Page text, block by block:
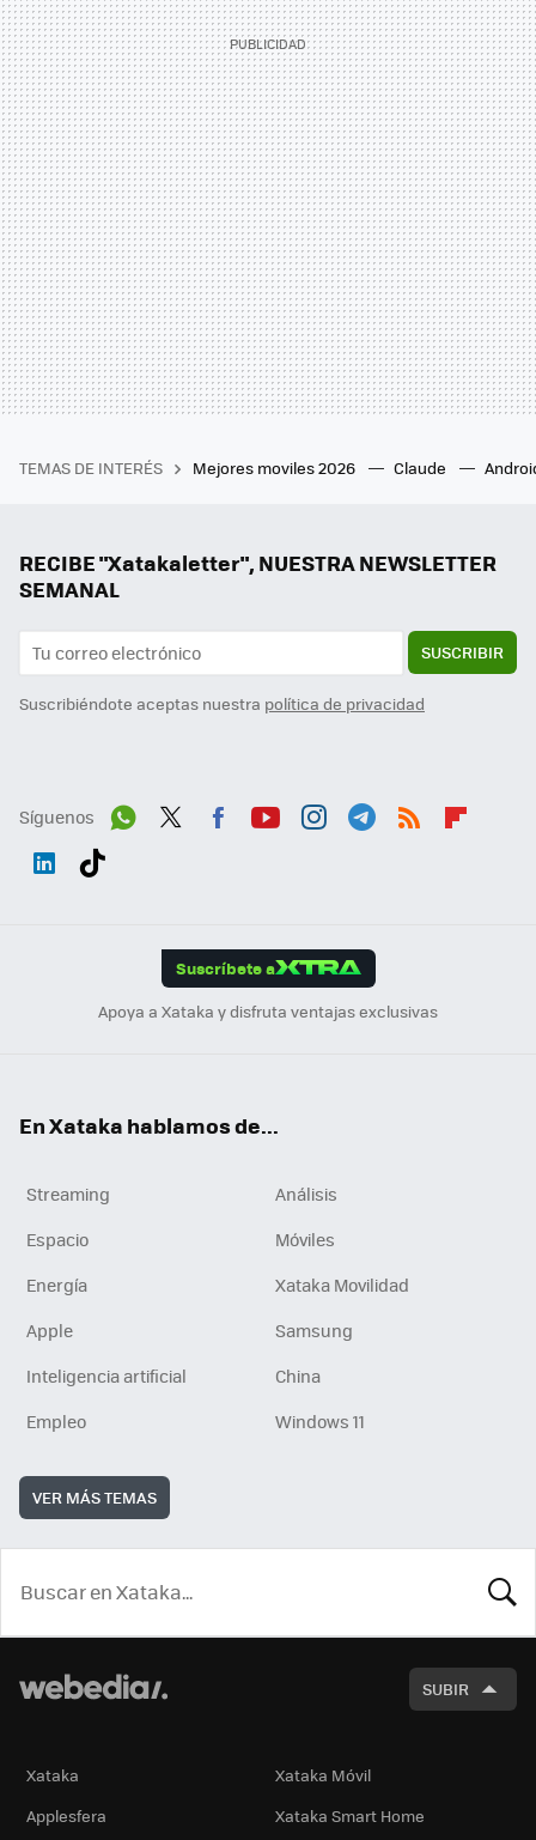
TEMAS DE INTERÉS Mejores moviles 2026 Claude
RECIBE "Xatakaletter", NUESTRA NEWSLETTER
SEMANAL
SUSCRIBIR
Suscribiéndote aceptas nuestra política de privacidad
Síguenos
Suscríbete a
Apoya a Xataka y disfruta ventajas exclusivas
En Xataka hablamos de...
Streaming
Análisis
Espacio
Móviles
Energía
Xataka Movilidad
Apple
Samsung
Inteligencia artificial
China
Empleo
Windows 11
VER MÁS TEMAS
SUBIR
Xataka
Xataka Móvil
Applesfera
Xataka Smart Home